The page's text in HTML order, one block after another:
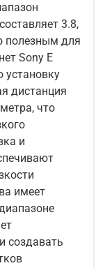
3.8,
полезным для
установку
дистанция
что
имеет
создавать